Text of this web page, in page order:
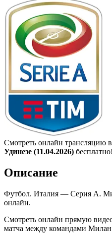
Смотреть онлайн трансляцию
Удинезе (11.04.2026)
Описание
Футбол. Италия — Серия А.
онлайн.
Смотреть онлайн прямую
матча между командами Милан